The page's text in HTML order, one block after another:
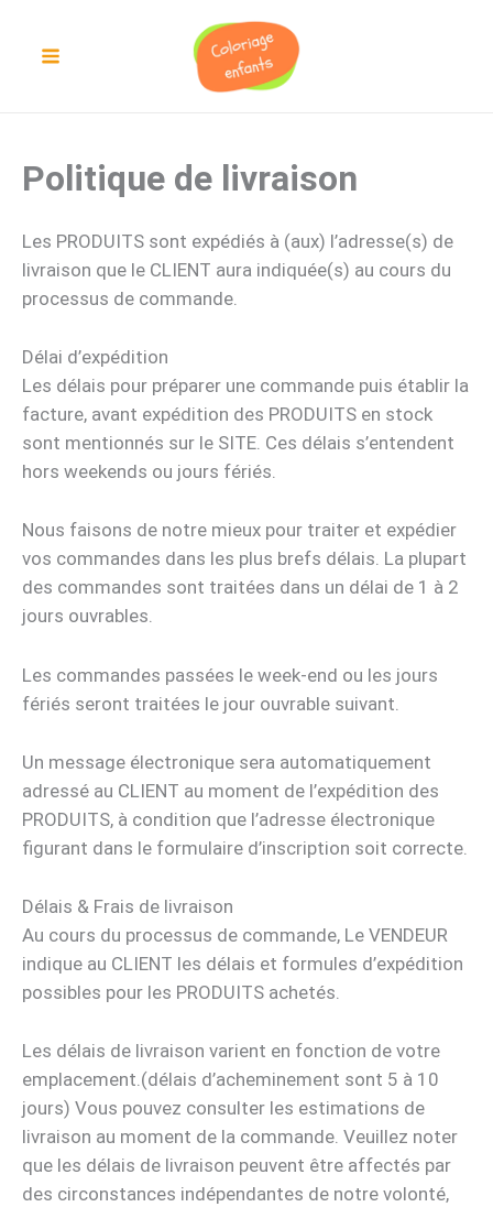
contenu
Politique de livraison
Les PRODUITS sont expédiés à (aux) l’adresse(s) de
livraison que le CLIENT aura indiquée(s) au cours du
processus de commande.
Délai d’expédition
Les délais pour préparer une commande puis établir la
facture, avant expédition des PRODUITS en stock
sont mentionnés sur le SITE. Ces délais s’entendent
hors weekends ou jours fériés.
Nous faisons de notre mieux pour traiter et expédier
vos commandes dans les plus brefs délais. La plupart
des commandes sont traitées dans un délai de 1 à 2
jours ouvrables.
Les commandes passées le week-end ou les jours
fériés seront traitées le jour ouvrable suivant.
Un message électronique sera automatiquement
adressé au CLIENT au moment de l’expédition des
PRODUITS, à condition que l’adresse électronique
figurant dans le formulaire d’inscription soit correcte.
Délais & Frais de livraison
Au cours du processus de commande, Le VENDEUR
indique au CLIENT les délais et formules d’expédition
possibles pour les PRODUITS achetés.
Les délais de livraison varient en fonction de votre
emplacement.(délais d’acheminement sont 5 à 10
jours) Vous pouvez consulter les estimations de
livraison au moment de la commande. Veuillez noter
que les délais de livraison peuvent être affectés par
des circonstances indépendantes de notre volonté,